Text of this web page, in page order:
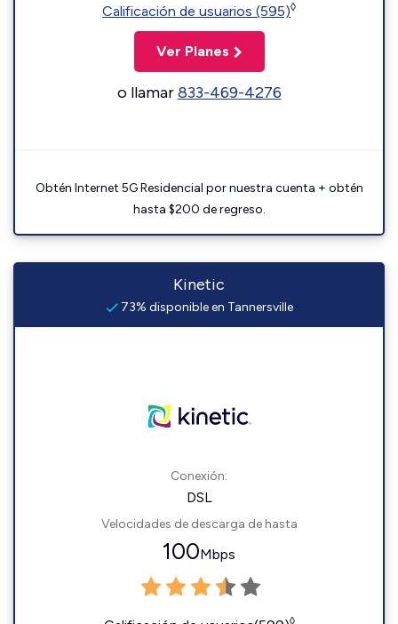
Calificación de usuarios (595)◊
Ver Planes
o llamar833-469-4276
Obtén Internet 5G Residencial por nuestra cuenta + obtén
hasta $200 de regreso.
Kinetic
73% disponible en Tannersville
Conexión:
DSL
Velocidades de descarga de hasta
100Mbps
◊